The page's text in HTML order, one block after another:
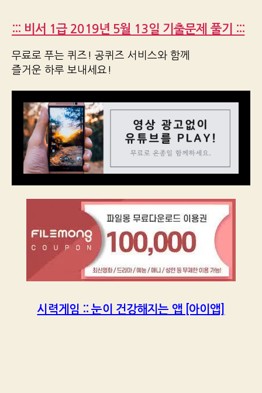
::: 비서 1급 2019년 5월 13일 기출문제 풀기 :::
무료로 푸는 퀴즈! 공퀴즈 서비스와 함께
즐거운 하루 보내세요!
시력게임 :: 눈이 건강해지는 앱 [아이앱]